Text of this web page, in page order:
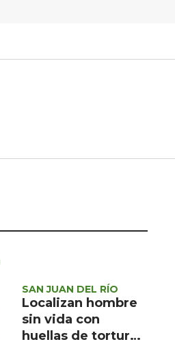
SAN JUAN DEL RÍO
Localizan hombre
sin vida con
huellas de tortura